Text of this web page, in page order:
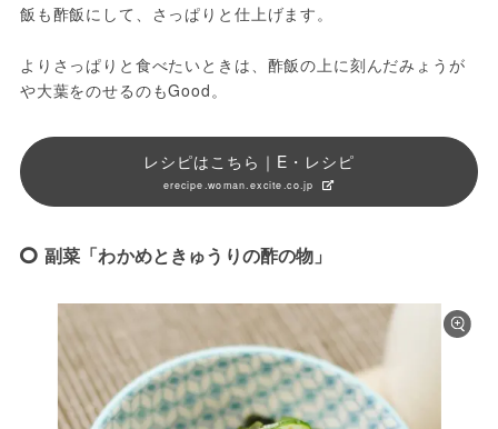
飯も酢飯にして、さっぱりと仕上げます。
よりさっぱりと食べたいときは、酢飯の上に刻んだみょうが
や大葉をのせるのもGood。
レシピはこちら｜E・レシピ
erecipe.woman.excite.co.jp
副菜「わかめときゅうりの酢の物」